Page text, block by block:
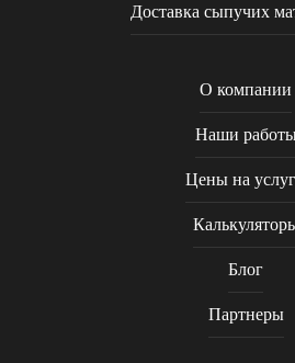
Доставка сыпучих
О компании
Наши
Цены на
Блог
Партнеры